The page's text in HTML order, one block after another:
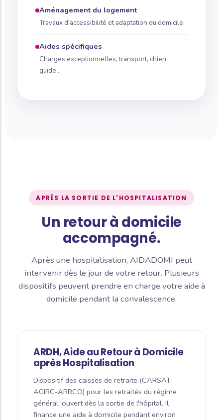
Aménagement du logement
Travaux d'accessibilité et adaptation du domicile
Aides spécifiques
Charges exceptionnelles, transport, chien
guide...
APRÈS LA SORTIE DE L'HOSPITALISATION
Un retour à domicile
accompagné.
Après une hospitalisation, AIDADOMI peut
intervenir dès le jour de votre retour. Plusieurs
dispositifs peuvent prendre en charge votre aide à
domicile pendant la convalescence.
ARDH, Aide au Retour à Domicile
après Hospitalisation
Dispositif des caisses de retraite (CARSAT,
AGIRC-ARRCO) pour les retraités du régime
général, ouvert dès la sortie de l'hôpital. Il
finance une aide à domicile pendant environ